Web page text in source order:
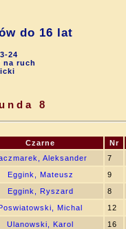
do 16 lat
24
na ruch
8
Czarne Nr
Aleksander 7
Eggink, Mateusz 9
Eggink, Ryszard 8
Michal 12
Ulanowski, Karol 16